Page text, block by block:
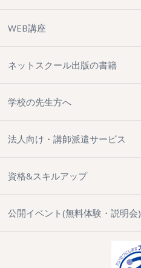
WEB講座
ネットスクール出版の書籍
学校の先生方へ
法人向け・講師派遣サービス
資格&スキルアップ
公開イベント(無料体験・説明会)